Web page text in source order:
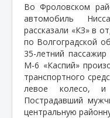
Во Фроловском
автомобиль
рассказали «КЗ» в
по Волгоградской
35-летний
М-6 «Каспий»
транспортного
левое колесо, и
Пострадавший
центральную